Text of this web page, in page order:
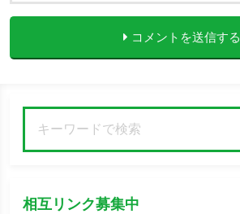
コメントを送信する
相互リンク募集中